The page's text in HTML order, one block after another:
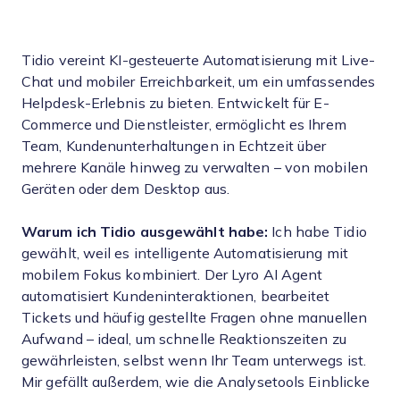
Tidio vereint KI-gesteuerte Automatisierung mit Live-
Chat und mobiler Erreichbarkeit, um ein umfassendes
Helpdesk-Erlebnis zu bieten. Entwickelt für E-
Commerce und Dienstleister, ermöglicht es Ihrem
Team, Kundenunterhaltungen in Echtzeit über
mehrere Kanäle hinweg zu verwalten – von mobilen
Geräten oder dem Desktop aus.
Warum ich Tidio ausgewählt habe: Ich habe Tidio
gewählt, weil es intelligente Automatisierung mit
mobilem Fokus kombiniert. Der Lyro AI Agent
automatisiert Kundeninteraktionen, bearbeitet
Tickets und häufig gestellte Fragen ohne manuellen
Aufwand – ideal, um schnelle Reaktionszeiten zu
gewährleisten, selbst wenn Ihr Team unterwegs ist.
Mir gefällt außerdem, wie die Analysetools Einblicke